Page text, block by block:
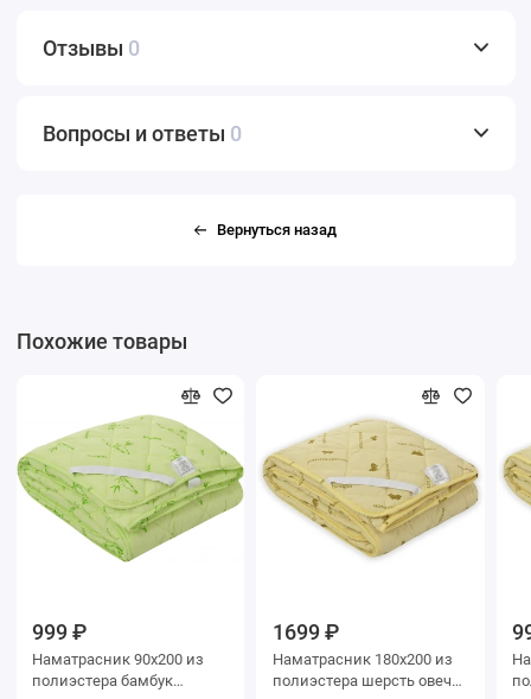
Отзывы 0
Вопросы и ответы 0
Вернуться назад
Похожие товары
999 ₽
Наматрасник 90х200 из
полиэстера бамбук
1699 ₽
Наматрасник 180х200 из
полиэстера шерсть овечья